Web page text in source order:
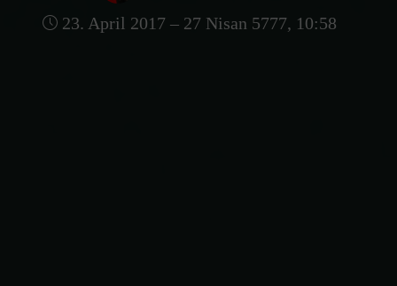
23. April 2017 – 27 Nisan 5777, 10:58